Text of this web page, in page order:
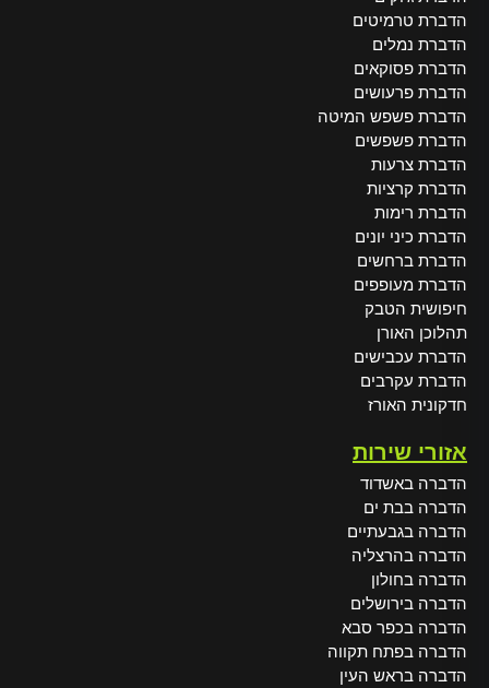
הדברת טרמיטים
הדברת נמלים
הדברת פסוקאים
הדברת פרעושים
הדברת פשפש המיטה
הדברת פשפשים
הדברת צרעות
הדברת קרציות
הדברת רימות
הדברת כיני יונים
הדברת ברחשים
הדברת מעופפים
חיפושית הטבק
תהלוכן האורן
הדברת עכבישים
הדברת עקרבים
חדקונית האורז
אזורי שירות
הדברה באשדוד
הדברה בבת ים
הדברה בגבעתיים
הדברה בהרצליה
הדברה בחולון
הדברה בירושלים
הדברה בכפר סבא
הדברה בפתח תקווה
הדברה בראש העין